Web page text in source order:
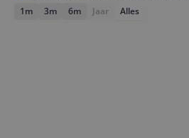
1m 3m 6m Jaar Alles